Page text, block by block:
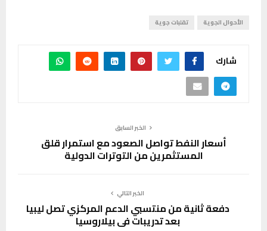
الأحوال الجوية تقلبات جوية
شارك
الخبر السابق
أسعار النفط تواصل الصعود مع استمرار قلق
المستثمرين من التوترات الدولية
الخبر التالي
دفعة ثانية من منتسبي الدعم المركزي تصل ليبيا
بعد تدريبات في بيلاروسيا